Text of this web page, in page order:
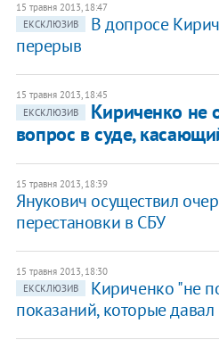
15 травня 2013, 18:47
ЕКСКЛЮЗИВ
В допросе
перерыв
15 травня 2013, 18:45
ЕКСКЛЮЗИВ
Кириченко не
вопрос в суде,
15 травня 2013, 18:39
Янукович осуществил
перестановки в СБУ
15 травня 2013, 18:30
ЕКСКЛЮЗИВ
Кириченко "не
показаний, которые